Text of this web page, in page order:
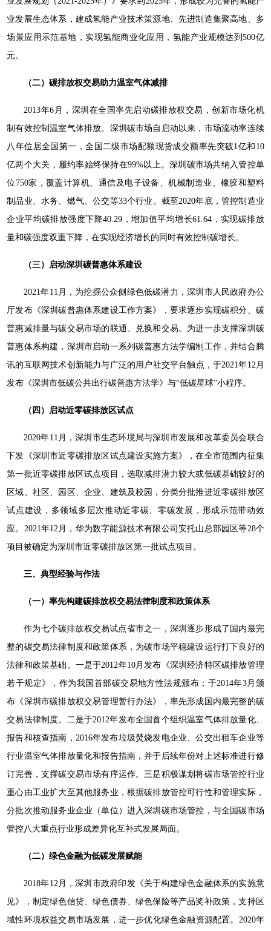
业发展生态体系，建成氢能产业技术策源地、先进制造集聚高地、多
场景应用示范基地，实现氢能商业化应用，氢能产业规模达到500亿
元。
（二）碳排放权交易助力温室气体减排
2013年6月，深圳在全国率先启动碳排放权交易，创新市场化机
制有效控制温室气体排放。深圳碳市场自启动以来，市场流动率连续
八年位居全国第一，全国二级市场配额现货成交额率先突破1亿和10
亿两个大关，履约率始终保持在99%以上。深圳碳市场共纳入管控单
位750家，覆盖计算机、通信及电子设备、机械制造业、橡胶和塑料
制品业、水务、燃气、公交等33个行业。截至2020年底，管控制造业
企业平均碳排放强度下降40.29，增加值平均增长61.64，实现碳排放
量和碳强度双重下降，在实现经济增长的同时有效控制碳增长。
（三）启动深圳碳普惠体系建设
2021年11月，为挖掘公众侧绿色低碳潜力，深圳市人民政府办公
厅发布《深圳碳普惠体系建设工作方案》，要求逐步实现碳积分、碳
普惠减排量与碳交易市场的联通、兑换和交易。为进一步支撑深圳碳
普惠体系构建，深圳市启动一系列碳普惠方法学编制工作，并结合腾
讯的互联网技术创新能力与广泛的用户社交平台触点，于2021年12月
发布《深圳市低碳公共出行碳普惠方法学》与“低碳星球”小程序。
（四）启动近零碳排放区试点
2020年11月，深圳市生态环境局与深圳市发展和改革委员会联合
下发《深圳市近零碳排放区试点建设实施方案》，在全市范围内征集
第一批近零碳排放区试点项目，选取减排潜力较大或低碳基础较好的
区域、社区、园区、企业、建筑及校园，分类分批推进近零碳排放区
试点建设，多领域多层次推动近零碳、零碳发展，形成示范带动效
应。2021年12月，华为数字能源技术有限公司安托山总部园区等28个
项目被确定为深圳市近零碳排放区第一批试点项目。
三、典型经验与作法
（一）率先构建碳排放权交易法律制度和政策体系
作为七个碳排放权交易试点省市之一，深圳逐步形成了国内最完
整的碳交易法律制度和政策体系，为碳市场平稳建设运行打下良好的
法律和政策基础。一是于2012年10月发布《深圳经济特区碳排放管理
若干规定》，作为我国首部碳交易地方性法规颁布；于2014年3月颁
布《深圳市碳排放权交易管理暂行办法》，率先形成国内最完整的碳
交易法律制度。二是于2012年发布全国首个组织温室气体排放量化、
报告和核查指南，2016年发布垃圾焚烧发电企业、公交出租车企业等
行业温室气体排放量化和报告指南，并于后续年份对上述标准进行修
订完善，支撑碳交易市场有序运作。三是积极谋划将碳市场管控行业
重心由工业扩大至其他服务业，根据碳排放管控可行性和管理实际，
分批次推动服务业企业（单位）进入深圳碳市场管控，与全国碳市场
管控八大重点行业形成差异化互补式发展局面。
（二）绿色金融为低碳发展赋能
2018年12月，深圳市政府印发《关于构建绿色金融体系的实施意
见》，制定绿色信贷、绿色债券、绿色保险等产品奖补政策，支持区
域性环境权益交易市场发展，进一步优化绿色金融资源配置。2020年